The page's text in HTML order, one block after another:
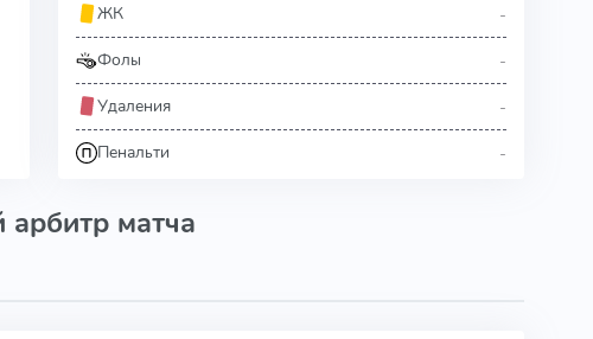
ЖК
-
Фолы -
Удаления -
Пенальти -
матча